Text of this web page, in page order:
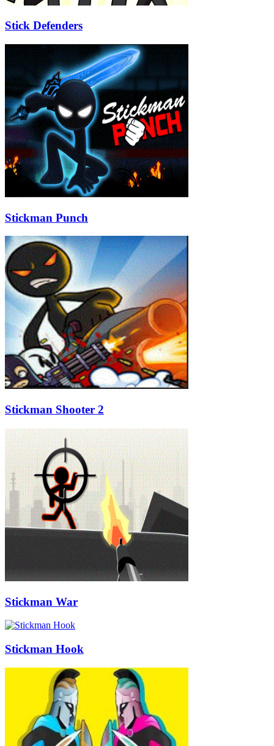
Stick Defenders
Stickman Punch
Stickman Shooter 2
Stickman War
Stickman Hook